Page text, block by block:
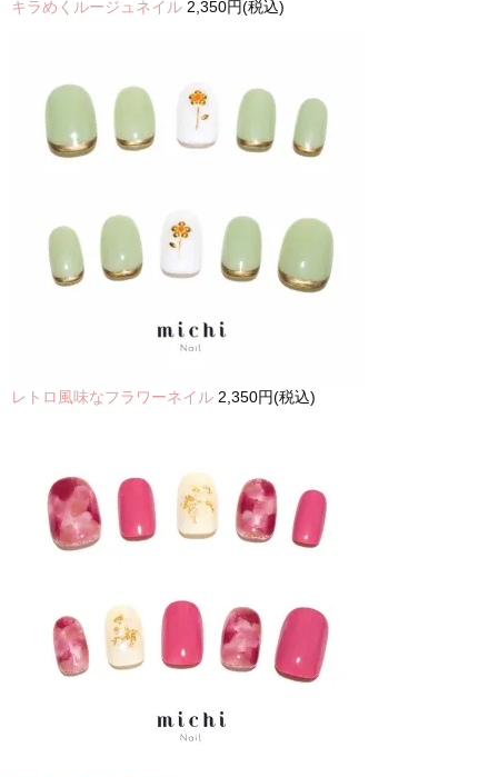
キラめくルージュネイル 2,350円(税込)
レトロ風味なフラワーネイル 2,350円(税込)